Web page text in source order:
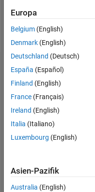
Follow
Dashboard
MATLAB Answers
BEITRÄGE L
1
Europa
Belgium (English)
Denmark (English)
Deutschland (Deutsch)
España (Español)
Finland (English)
France (Français)
Ireland (English)
Italia (Italiano)
Luxembourg (English)
Asien-Pazifik
Australia (English)